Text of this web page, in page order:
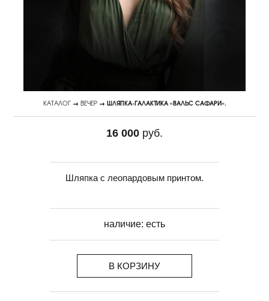
КАТАЛОГ→ ВЕЧЕР→ ШЛЯПКА-ГАЛАКТИКА «ВАЛЬС САФАРИ».
Шляпка с леопардовым принтом.
наличие: есть
16 000руб.
В КОРЗИНУ